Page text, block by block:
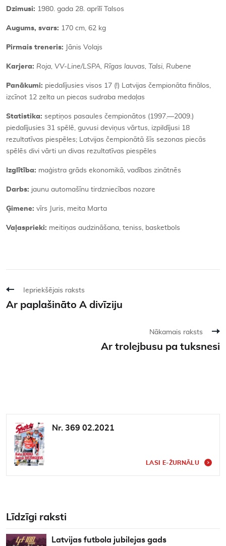
Dzimusi: 1980. gada 28. aprīlī Talsos
Augums, svars: 170 cm, 62 kg
Pirmais treneris: Jānis Volajs
Karjera: Roja, VV-Line/LSPA, Rīgas lauvas, Talsi, Rubene
Panākumi: piedalījusies visos 17 (!) Latvijas čempionāta finālos,
izcīnot 12 zelta un piecas sudraba medaļas
Statistika: septiņos pasaules čempionātos (1997.—2009.)
piedalījusies 31 spēlē, guvusi deviņus vārtus, izpildījusi 18
rezultatīvas piespēles; Latvijas čempionātā šīs sezonas piecās
spēlēs divi vārti un divas rezultatīvas piespēles
Izglītība: maģistra grāds ekonomikā, vadības zinātnēs
Darbs: jaunu automašīnu tirdzniecības nozare
Ģimene: vīrs Juris, meita Marta
Vaļasprieki: meitiņas audzināšana, teniss, basketbols
Iepriekšējais raksts
Ar paplašināto A divīziju
Nākamais raksts
Ar trolejbusu pa tuksnesi
Nr. 369 02.2021
LASI E-ŽURNĀLU
Līdzīgi raksti
Latvijas futbola jubilejas gads